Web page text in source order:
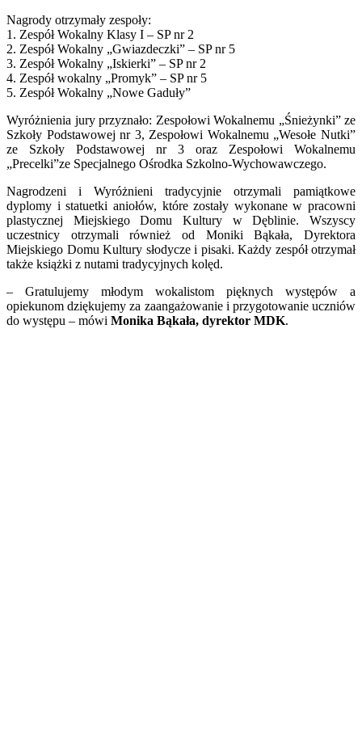
Nagrody otrzymały zespoły:
1. Zespół Wokalny Klasy I – SP nr 2
2. Zespół Wokalny „Gwiazdeczki” – SP nr 5
3. Zespół Wokalny „Iskierki” – SP nr 2
4. Zespół wokalny „Promyk” – SP nr 5
5. Zespół Wokalny „Nowe Gaduły”
Wyróżnienia jury przyznało: Zespołowi Wokalnemu „Śnieżynki” ze
Szkoły Podstawowej nr 3, Zespołowi Wokalnemu „Wesołe Nutki”
ze Szkoły Podstawowej nr 3 oraz Zespołowi Wokalnemu
„Precelki”ze Specjalnego Ośrodka Szkolno-Wychowawczego.
Nagrodzeni i Wyróżnieni tradycyjnie otrzymali pamiątkowe
dyplomy i statuetki aniołów, które zostały wykonane w pracowni
plastycznej Miejskiego Domu Kultury w Dęblinie. Wszyscy
uczestnicy otrzymali również od Moniki Bąkała, Dyrektora
Miejskiego Domu Kultury słodycze i pisaki. Każdy zespół otrzymał
także książki z nutami tradycyjnych kolęd.
– Gratulujemy młodym wokalistom pięknych występów a
opiekunom dziękujemy za zaangażowanie i przygotowanie uczniów
do występu – mówi Monika Bąkała, dyrektor MDK.